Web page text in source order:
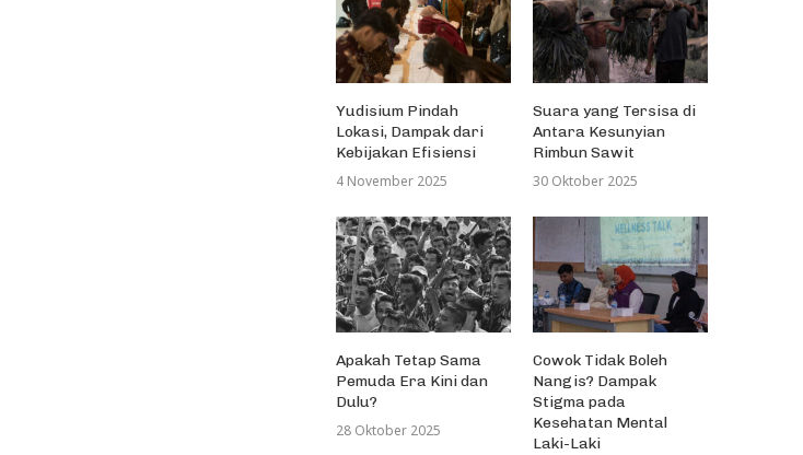
Yudisium Pindah
Lokasi, Dampak dari
Kebijakan Efisiensi
4 November 2025
Suara yang Tersisa di
Antara Kesunyian
Rimbun Sawit
30 Oktober 2025
Apakah Tetap Sama
Pemuda Era Kini dan
Dulu?
28 Oktober 2025
Cowok Tidak Boleh
Nangis? Dampak
Stigma pada
Kesehatan Mental
Laki-Laki